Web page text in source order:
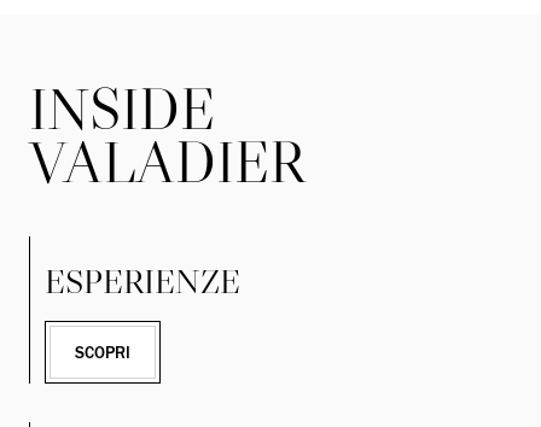
INSIDE
VALADIER
ESPERIENZE
SCOPRI